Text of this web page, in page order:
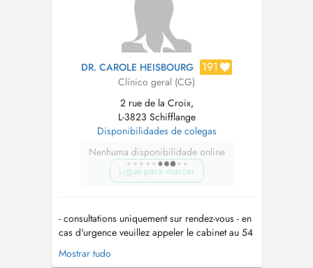
DR. CAROLE HEISBOURG 191
Clínico geral (CG)
2 rue de la Croix,
L-3823 Schifflange
Disponibilidades de colegas
Nenhuma disponibilidade online
Ligue para marcar
- consultations uniquement sur rendez-vous - en
cas d'urgence veuillez appeler le cabinet au 54
82 98 - en cas de toux et de fièvre, veuillez svp
porter un masque au cabinet - pour toute
Mostrar tudo